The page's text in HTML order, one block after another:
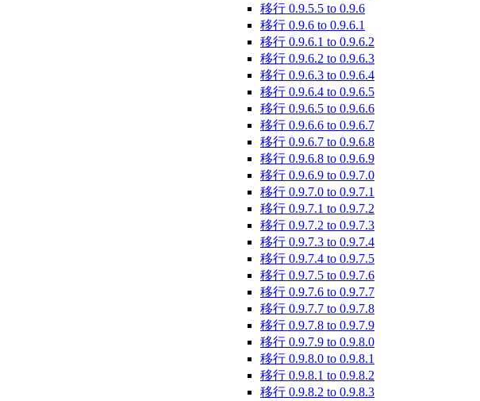
移行 0.9.5.5 to 0.9.6
移行 0.9.6 to 0.9.6.1
移行 0.9.6.1 to 0.9.6.2
移行 0.9.6.2 to 0.9.6.3
移行 0.9.6.3 to 0.9.6.4
移行 0.9.6.4 to 0.9.6.5
移行 0.9.6.5 to 0.9.6.6
移行 0.9.6.6 to 0.9.6.7
移行 0.9.6.7 to 0.9.6.8
移行 0.9.6.8 to 0.9.6.9
移行 0.9.6.9 to 0.9.7.0
移行 0.9.7.0 to 0.9.7.1
移行 0.9.7.1 to 0.9.7.2
移行 0.9.7.2 to 0.9.7.3
移行 0.9.7.3 to 0.9.7.4
移行 0.9.7.4 to 0.9.7.5
移行 0.9.7.5 to 0.9.7.6
移行 0.9.7.6 to 0.9.7.7
移行 0.9.7.7 to 0.9.7.8
移行 0.9.7.8 to 0.9.7.9
移行 0.9.7.9 to 0.9.8.0
移行 0.9.8.0 to 0.9.8.1
移行 0.9.8.1 to 0.9.8.2
移行 0.9.8.2 to 0.9.8.3